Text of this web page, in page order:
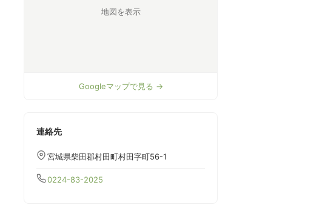
地図を表示
Googleマップで見る →
連絡先
宮城県柴田郡村田町村田字町56-1
0224-83-2025